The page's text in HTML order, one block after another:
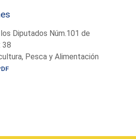
Diputados Núm.101 de
38
Pesca y Alimentación